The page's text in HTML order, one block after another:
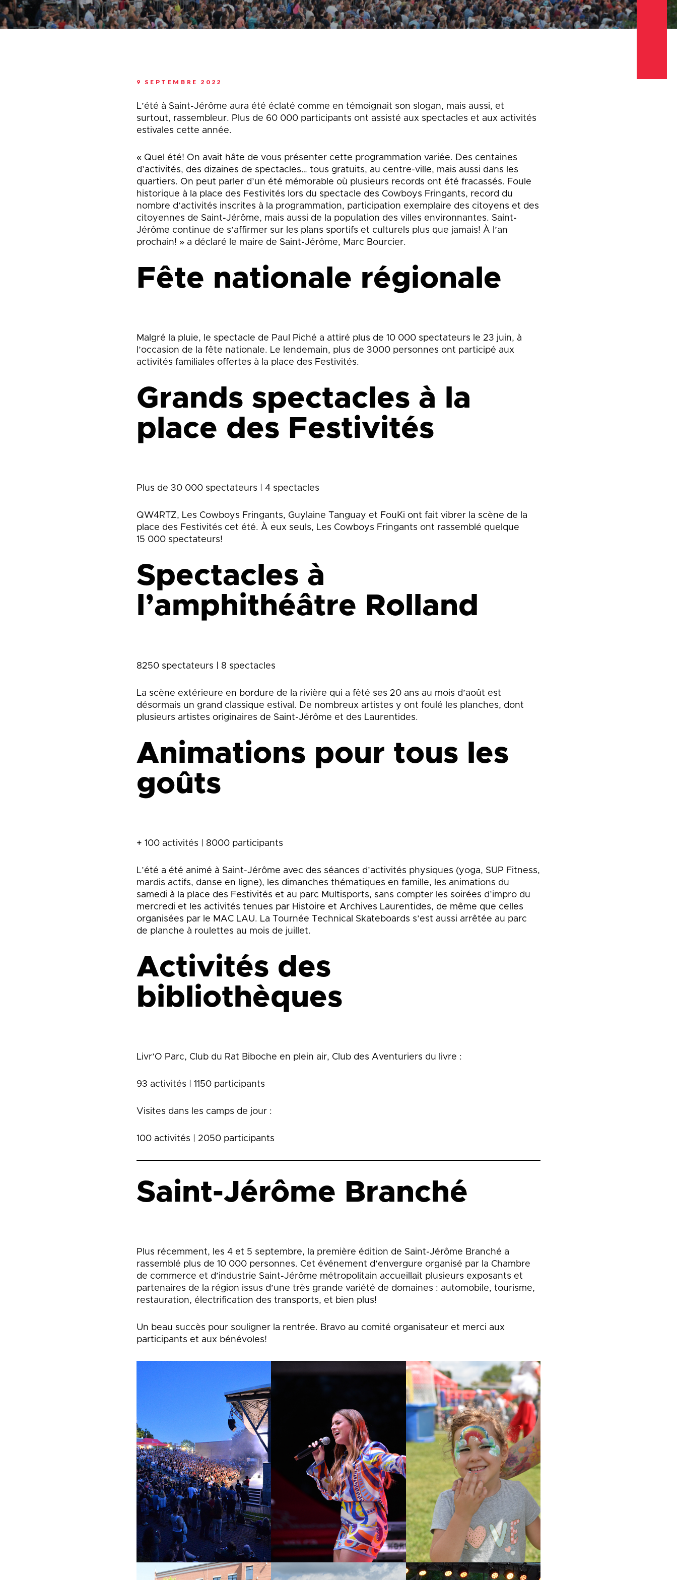
Sécurité incendie
Service d’alertes
Programmation estivale
Quartier 50+
Services aux organismes
Lingettes
Pelouse écologique
Emplois
Planification stratégique
Politiques municipales
Emplois
Emplois
9 SEPTEMBRE 2022
L’été à Saint-Jérôme aura été éclaté comme en témoignait son slogan, mais aussi, et
surtout, rassembleur. Plus de 60 000 participants ont assisté aux spectacles et aux activités
estivales cette année.
« Quel été! On avait hâte de vous présenter cette programmation variée. Des centaines
d’activités, des dizaines de spectacles… tous gratuits, au centre-ville, mais aussi dans les
quartiers. On peut parler d’un été mémorable où plusieurs records ont été fracassés. Foule
historique à la place des Festivités lors du spectacle des Cowboys Fringants, record du
nombre d’activités inscrites à la programmation, participation exemplaire des citoyens et des
citoyennes de Saint-Jérôme, mais aussi de la population des villes environnantes. Saint-
Jérôme continue de s’affirmer sur les plans sportifs et culturels plus que jamais! À l’an
prochain! » a déclaré le maire de Saint-Jérôme, Marc Bourcier.
Fête nationale régionale
Malgré la pluie, le spectacle de Paul Piché a attiré plus de 10 000 spectateurs le 23 juin, à
l’occasion de la fête nationale. Le lendemain, plus de 3000 personnes ont participé aux
activités familiales offertes à la place des Festivités.
Grands spectacles à la
place des Festivités
Plus de 30 000 spectateurs | 4 spectacles
QW4RTZ, Les Cowboys Fringants, Guylaine Tanguay et FouKi ont fait vibrer la scène de la
place des Festivités cet été. À eux seuls, Les Cowboys Fringants ont rassemblé quelque
15 000 spectateurs!
Spectacles à
l’amphithéâtre Rolland
8250 spectateurs | 8 spectacles
La scène extérieure en bordure de la rivière qui a fêté ses 20 ans au mois d’août est
désormais un grand classique estival. De nombreux artistes y ont foulé les planches, dont
plusieurs artistes originaires de Saint-Jérôme et des Laurentides.
Animations pour tous les
goûts
+ 100 activités | 8000 participants
L’été a été animé à Saint-Jérôme avec des séances d’activités physiques (yoga, SUP Fitness,
mardis actifs, danse en ligne), les dimanches thématiques en famille, les animations du
samedi à la place des Festivités et au parc Multisports, sans compter les soirées d’impro du
mercredi et les activités tenues par Histoire et Archives Laurentides, de même que celles
organisées par le MAC LAU. La Tournée Technical Skateboards s’est aussi arrêtée au parc
de planche à roulettes au mois de juillet.
Activités des
bibliothèques
Livr’O Parc, Club du Rat Biboche en plein air, Club des Aventuriers du livre :
93 activités | 1150 participants
Visites dans les camps de jour :
100 activités | 2050 participants
Saint-Jérôme Branché
Plus récemment, les 4 et 5 septembre, la première édition de Saint-Jérôme Branché a
rassemblé plus de 10 000 personnes. Cet événement d’envergure organisé par la Chambre
de commerce et d’industrie Saint-Jérôme métropolitain accueillait plusieurs exposants et
partenaires de la région issus d’une très grande variété de domaines : automobile, tourisme,
restauration, électrification des transports, et bien plus!
Un beau succès pour souligner la rentrée. Bravo au comité organisateur et merci aux
participants et aux bénévoles!